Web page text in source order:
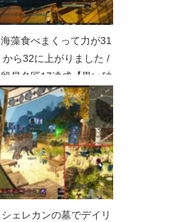
海藻食べまくって力が31
から32に上がりました /
貿易名匠17達成【黒い砂
漠Part1168】
シェレカンの墓でデイリ